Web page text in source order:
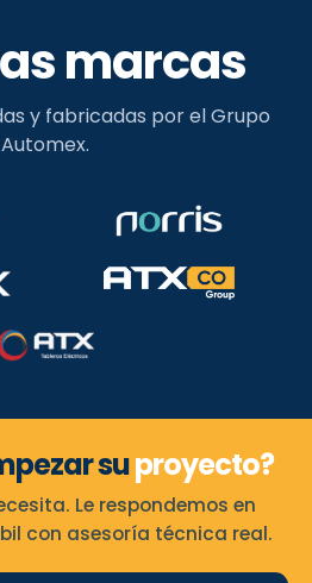
marcas
y fabricadas por el Grupo
Automex.
suproyecto?
Le respondemos en
con asesoría técnica real.